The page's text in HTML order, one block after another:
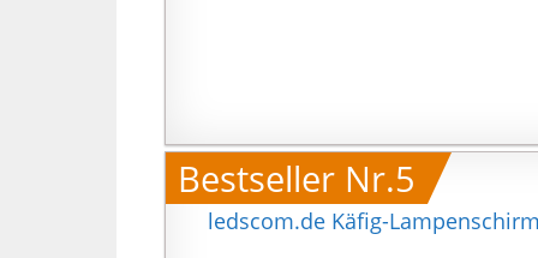
Bestseller Nr.5
ledscom.de Käfig-